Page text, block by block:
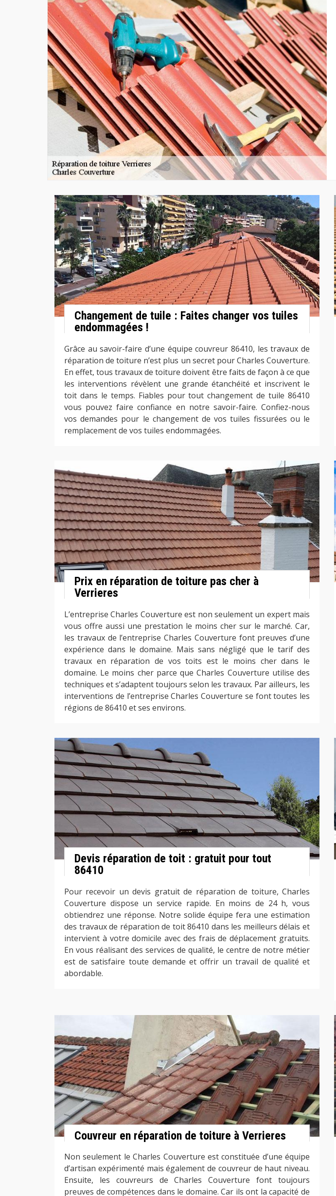
Changement de tuile : Faites changer vos tuiles
endommagées !
Grâce au savoir-faire d’une équipe couvreur 86410, les travaux de
réparation de toiture n’est plus un secret pour Charles Couverture.
En effet, tous travaux de toiture doivent être faits de façon à ce que
les interventions révèlent une grande étanchéité et inscrivent le
toit dans le temps. Fiables pour tout changement de tuile 86410
vous pouvez faire confiance en notre savoir-faire. Confiez-nous
vos demandes pour le changement de vos tuiles fissurées ou le
remplacement de vos tuiles endommagées.
Prix en réparation de toiture pas cher à
Verrieres
L’entreprise Charles Couverture est non seulement un expert mais
vous offre aussi une prestation le moins cher sur le marché. Car,
les travaux de l’entreprise Charles Couverture font preuves d’une
expérience dans le domaine. Mais sans négligé que le tarif des
travaux en réparation de vos toits est le moins cher dans le
domaine. Le moins cher parce que Charles Couverture utilise des
techniques et s’adaptent toujours selon les travaux. Par ailleurs, les
interventions de l’entreprise Charles Couverture se font toutes les
régions de 86410 et ses environs.
Devis réparation de toit : gratuit pour tout
86410
Pour recevoir un devis gratuit de réparation de toiture, Charles
Couverture dispose un service rapide. En moins de 24 h, vous
obtiendrez une réponse. Notre solide équipe fera une estimation
des travaux de réparation de toit 86410 dans les meilleurs délais et
intervient à votre domicile avec des frais de déplacement gratuits.
En vous réalisant des services de qualité, le centre de notre métier
est de satisfaire toute demande et offrir un travail de qualité et
abordable.
Couvreur en réparation de toiture à Verrieres
Non seulement le Charles Couverture est constituée d’une équipe
d’artisan expérimenté mais également de couvreur de haut niveau.
Ensuite, les couvreurs de Charles Couverture font toujours
preuves de compétences dans le domaine. Car ils ont la capacité de